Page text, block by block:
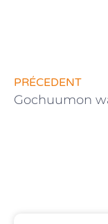
PRÉCEDENT